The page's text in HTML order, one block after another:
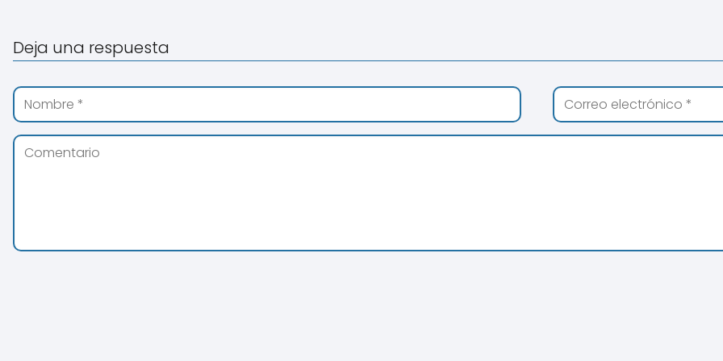
Deja una respuesta